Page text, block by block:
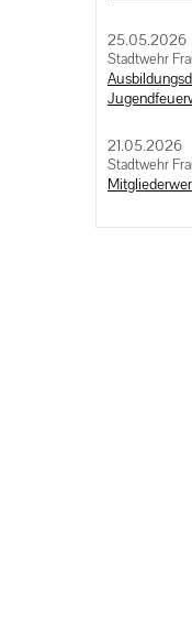
25.05.2026
Stadtwehr
21.05.2026
Stadtwehr